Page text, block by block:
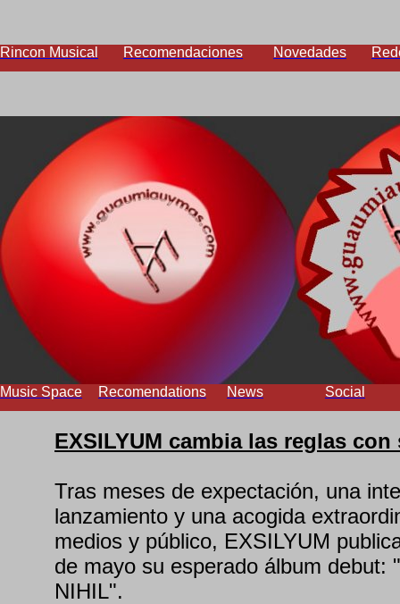
Rincon Musical Recomendaciones Novedades
Music Space Recomendations News Social
EXSILYUM cambia las reglas
Tras meses de expectación, una
lanzamiento y una acogida
medios y público, EXSILYUM
de mayo su esperado álbum debut:
NIHIL".